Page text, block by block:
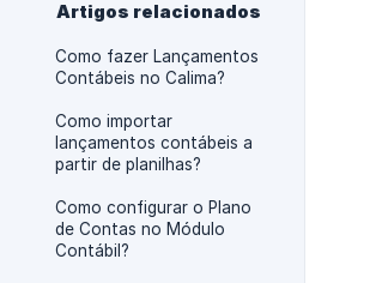
Artigos relacionados
Como fazer Lançamentos
Contábeis no Calima?
Como importar
lançamentos contábeis a
partir de planilhas?
Como configurar o Plano
de Contas no Módulo
Contábil?